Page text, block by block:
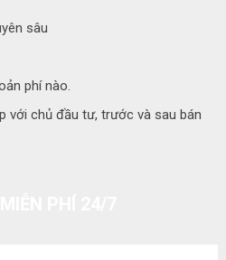
sâu
phí nào.
với chủ đầu tư, trước và sau bán